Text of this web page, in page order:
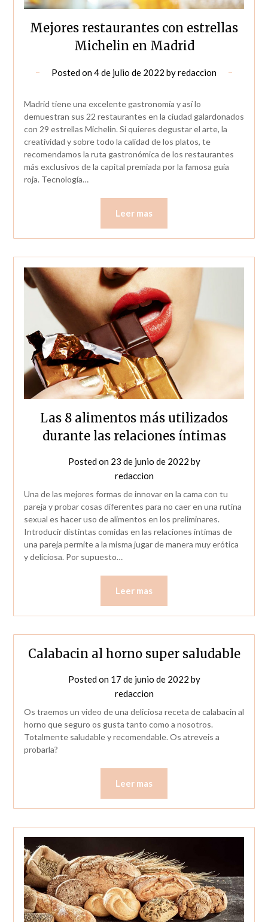
Mejores restaurantes con estrellas
Michelin en Madrid
Posted on4 de julio de 2022 byredaccion
Madrid tiene una excelente gastronomía y así lo
demuestran sus 22 restaurantes en la ciudad galardonados
con 29 estrellas Michelin. Si quieres degustar el arte, la
creatividad y sobre todo la calidad de los platos, te
recomendamos la ruta gastronómica de los restaurantes
más exclusivos de la capital premiada por la famosa guía
roja. Tecnología…
Leer mas
Las 8 alimentos más utilizados
durante las relaciones íntimas
Posted on 23 de junio de 2022 by
redaccion
Una de las mejores formas de innovar en la cama con tu
pareja y probar cosas diferentes para no caer en una rutina
sexual es hacer uso de alimentos en los preliminares.
Introducir distintas comidas en las relaciones íntimas de
una pareja permite a la misma jugar de manera muy erótica
y deliciosa. Por supuesto…
Leer mas
Calabacin al horno super saludable
Posted on 17 de junio de 2022 by
redaccion
Os traemos un video de una deliciosa receta de calabacin al
horno que seguro os gusta tanto como a nosotros.
Totalmente saludable y recomendable. Os atreveis a
probarla?
Leer mas